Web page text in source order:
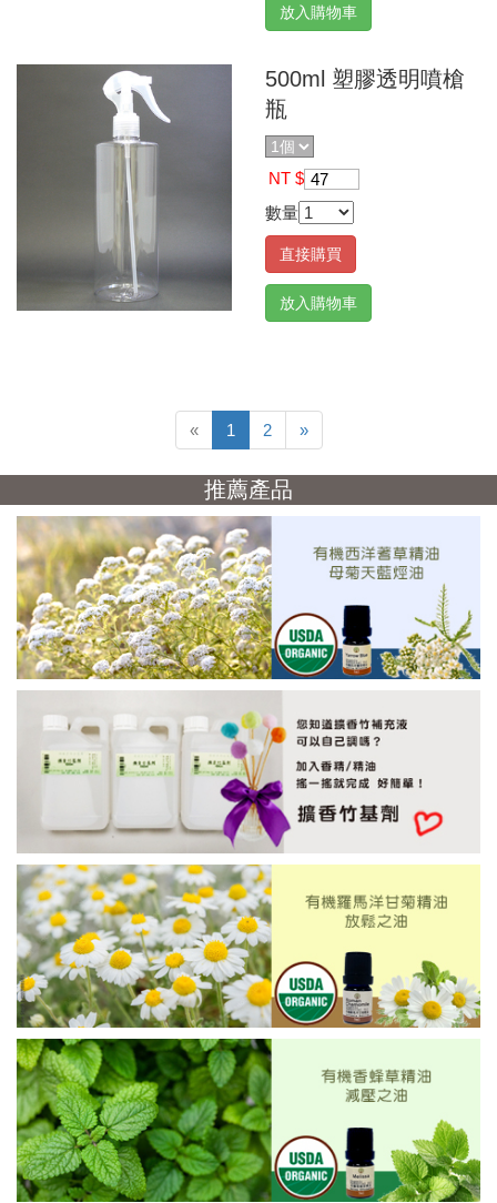
放入購物車
500ml 塑膠透明噴槍
瓶
NT $ 47
數量
直接購買
放入購物車
«Previous
1 2 »Next
推薦產品